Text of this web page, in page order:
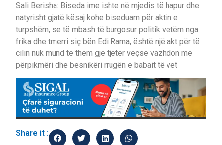
Sali Berisha: Biseda ime ishte në mjedis të hapur dhe
natyrisht gjatë kësaj kohe biseduam për aktin e
turpshëm, se të mbash të burgosur politik vetëm nga
frika dhe tmerri siç bën Edi Rama, është një akt për të
cilin nuk mund të them gjë tjetër veçse vazhdon me
përpikmëri dhe besnikëri rrugën e babait të vet
Share it :